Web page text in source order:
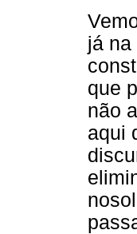
já na
que
não
aqui